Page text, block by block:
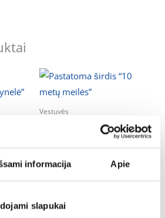
informacija Apie
slapukai
Vestuvės
Pastatoma širdis „10 metų meilės”
- PASIRINKITE